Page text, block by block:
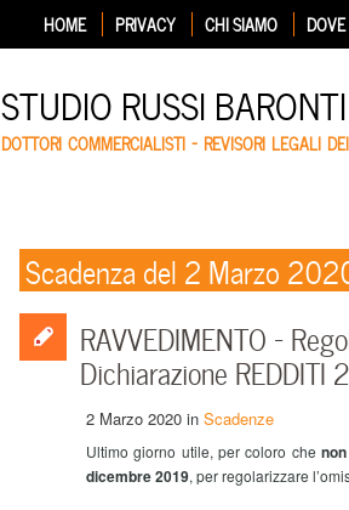
HOME PRIVACY CHI SIAMO
STUDIO RUSSI
DOTTORI COMMERCIALISTI – REVISORI LEGALI
Scadenza del 2 Marzo
RAVVEDIMENTO –
Dichiarazione REDDITI
2 Marzo 2020 in Scadenze
Ultimo giorno utile, per coloro che
dicembre 2019, per regolarizzare